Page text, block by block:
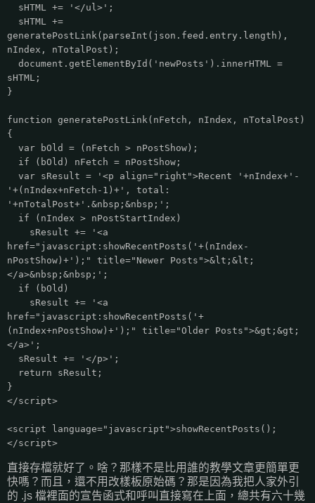
sHTML += '</ul>';
sHTML +=
generatePostLink(parseInt(json.feed.entry.length),
nIndex, nTotalPost);
document.getElementById('newPosts').innerHTML =
sHTML;
}
function generatePostLink(nFetch, nIndex, nTotalPost)
{
var bOld = (nFetch > nPostShow);
if (bOld) nFetch = nPostShow;
var sResult = '<p align="right">Recent '+nIndex+'-
'+(nIndex+nFetch-1)+', total:
'+nTotalPost+'.&nbsp;&nbsp;';
if (nIndex > nPostStartIndex)
sResult += '<a
href="javascript:showRecentPosts('+(nIndex-
nPostShow)+');" title="Newer Posts">&lt;&lt;
</a>&nbsp;&nbsp;';
if (bOld)
sResult += '<a
href="javascript:showRecentPosts('+
(nIndex+nPostShow)+');" title="Older Posts">&gt;&gt;
</a>';
sResult += '</p>';
return sResult;
}
</script>
<script language="javascript">showRecentPosts();
</script>
直接存檔就好了。啥？那樣不是比用誰的教學文章更簡單更
快嗎？而且，還不用改樣板原始碼？那是因為我把人家外引
的 .js 檔裡面的宣告函式和呼叫直接寫在上面，總共有六十幾